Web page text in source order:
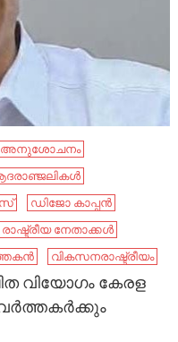
അനുശോചനം
ഡിജോ കാപ്പൻ
രാഷ്ട്രീയ നേതാക്കൾ
വികസനരാഷ്ട്രീയം
വിയോഗം കേരള